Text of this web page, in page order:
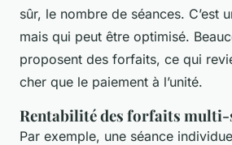
sûr, le nombre de séances. C’est
mais qui peut être optimisé.
proposent des forfaits, ce qui
cher que le paiement à l’unité.
Rentabilité des forfaits multi-
Par exemple, une séance